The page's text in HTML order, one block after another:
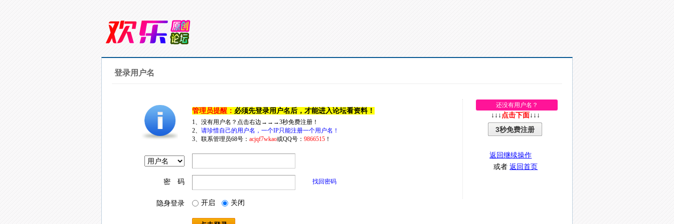
登录用户名
管理员提醒： 必须先登录用户名后，才能进入论坛看资料！
1、没有用户名？点击右边→→→3秒免费注册！
2、 请珍惜自己的用户名，一个IP只能注册一个用户名！
3、联系管理员68号： acjqf7wkao或QQ号： 9866515！
密 码 找回密码
隐身登录 开启 关闭
还没有用户名？
↓↓↓ 点击下面 ↓↓↓
3秒免费注册
返回继续操作
或者返回首页